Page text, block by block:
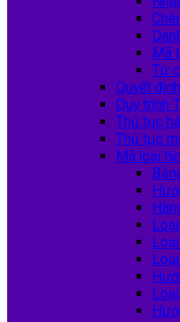
Mã
Từ
Quyết
Quy trình
Thủ tục
Thủ tục
Mã loại